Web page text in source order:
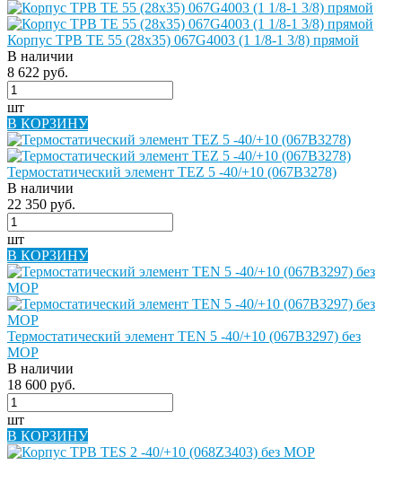
Корпус ТРВ TE 55 (28х35) 067G4003 (1 1/8-1 3/8) прямой
В наличии
8 622 руб.
шт
В КОРЗИНУ
Термостатический элемент TEZ 5 -40/+10 (067B3278)
В наличии
22 350 руб.
шт
В КОРЗИНУ
Термостатический элемент TEN 5 -40/+10 (067B3297) без
MOP
В наличии
18 600 руб.
шт
В КОРЗИНУ